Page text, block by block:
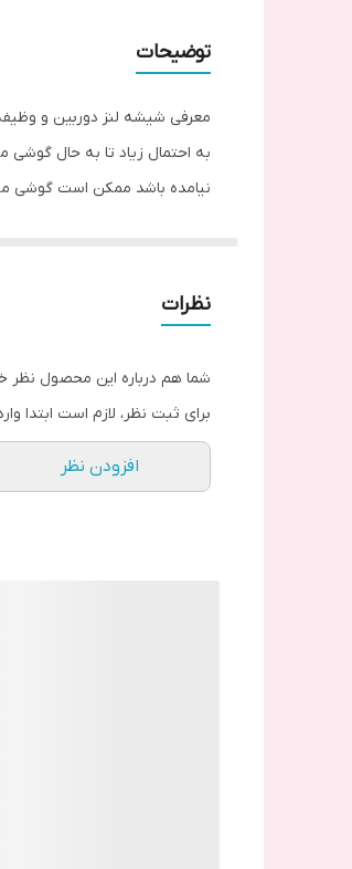
توضیحات
معرفی شیشه لنز دوربین و
به احتمال زیاد تا به حال گوشی
نیامده باشد ممکن است گوشی
تفاوت اصلی و تقلبی بودن
همانند دیگر اجناس بازار،
کوچک ترین ضربه آسیب می
نظرات
شما هم درباره این محصول نظر
برای ثبت نظر، لازم است ابتدا
افزودن نظر